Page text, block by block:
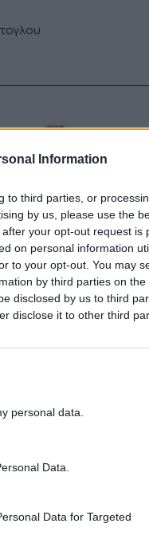
Information
to third parties, or
by us, please use the
your opt-out request is
on personal information
to your opt-out. You may
by third parties on the
disclosed by us to third
disclose it to other third
personal data.
Data.
Data for Targeted